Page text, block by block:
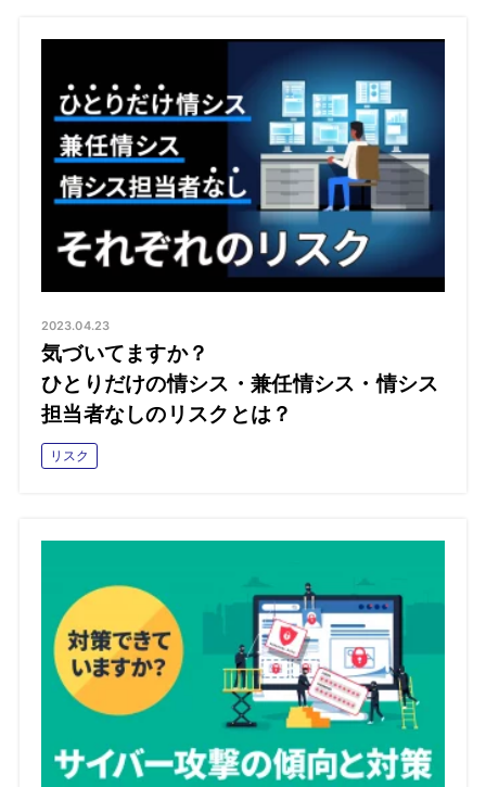
2023.04.23
気づいてますか？
ひとりだけの情シス・兼任情シス・情シス
担当者なしのリスクとは？
リスク